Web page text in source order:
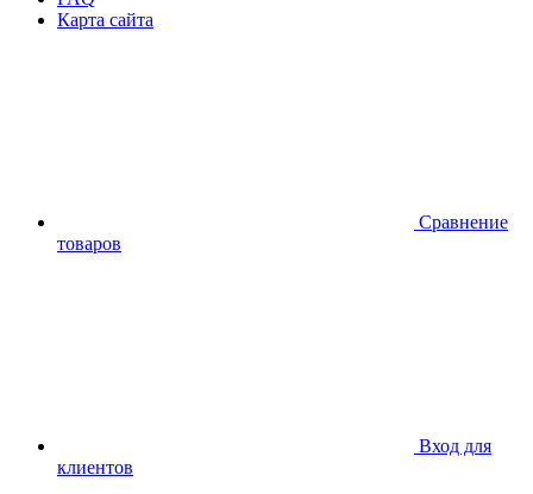
Карта сайта
Сравнение
товаров
Вход для
клиентов